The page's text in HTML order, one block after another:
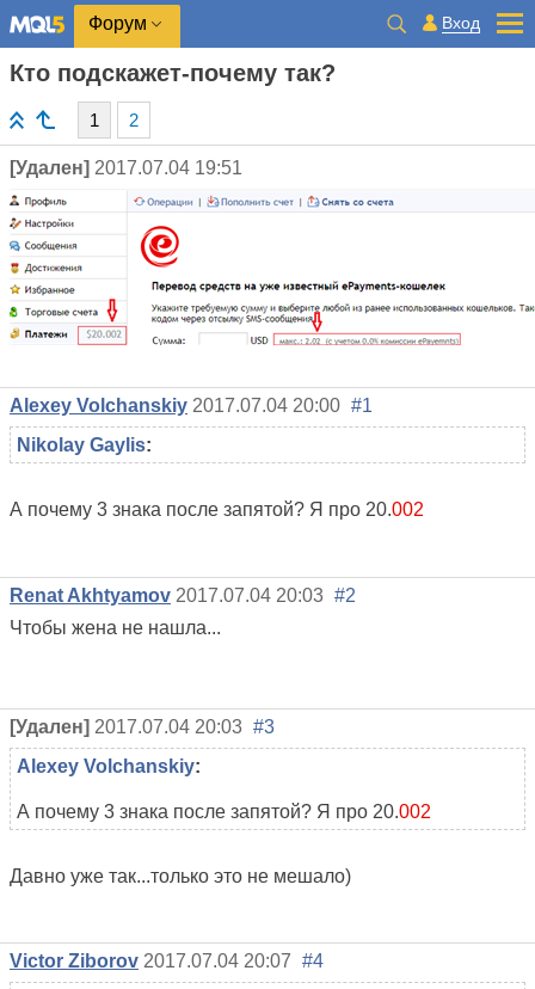
Форум Вход
Кто подскажет-почему так?
1 2
[Удален] 2017.07.04 19:51
Alexey Volchanskiy 2017.07.04 20:00 #1
Nikolay Gaylis:
А почему 3 знака после запятой? Я про 20.002
Renat Akhtyamov 2017.07.04 20:03 #2
Чтобы жена не нашла...
[Удален] 2017.07.04 20:03 #3
Alexey Volchanskiy:
А почему 3 знака после запятой? Я про 20.002
Давно уже так...только это не мешало)
Victor Ziborov 2017.07.04 20:07 #4